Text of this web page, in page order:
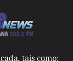
tais como: